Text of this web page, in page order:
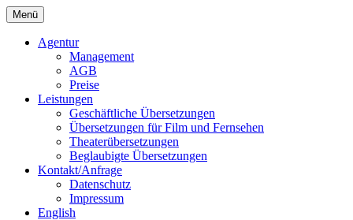
Springe
zum
InhaltBochert Translations
Menü
Agentur
Management
AGB
Preise
Leistungen
Geschäftliche Übersetzungen
Übersetzungen für Film und Fernsehen
Theaterübersetzungen
Beglaubigte Übersetzungen
Kontakt/Anfrage
Datenschutz
Impressum
English